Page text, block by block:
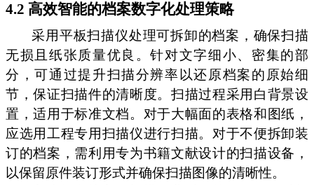
4.2 高效智能的档案数字化处理策略
采用平板扫描仪处理可拆卸的档案，确保扫描
无损且纸张质量优良。针对文字细小、密集的部
分，可通过提升扫描分辨率以还原档案的原始细
节，保证扫描件的清晰度。扫描过程采用白背景设
置，适用于标准文档。对于大幅面的表格和图纸，
应选用工程专用扫描仪进行扫描。对于不便拆卸装
订的档案，需利用专为书籍文献设计的扫描设备，
以保留原件装订形式并确保扫描图像的清晰性。